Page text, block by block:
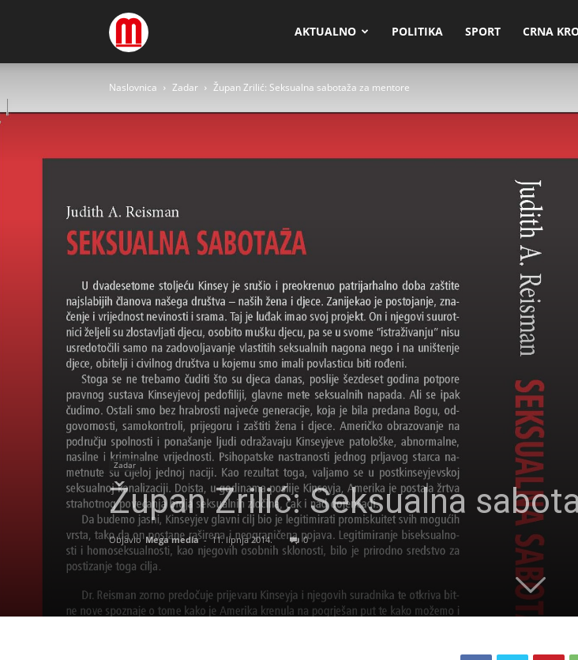
Megamedia AKTUALNO POLITIKA SPORT CRNA
Naslovnica Zadar Župan Zrilić: Seksualna sabotaža za mentore
Zadar
Župan Zrilić: Seksualna
Objavio Mega media - 11. lipnja 2014. 0